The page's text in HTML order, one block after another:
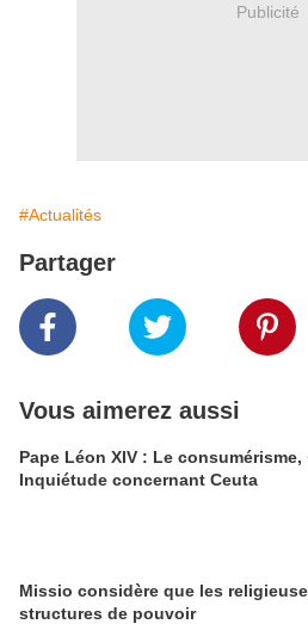
Publicité
#Actualités
Partager
Vous aimerez aussi
Pape Léon XIV : Le consumérisme,
Inquiétude concernant Ceuta
Missio considère que les
structures de pouvoir